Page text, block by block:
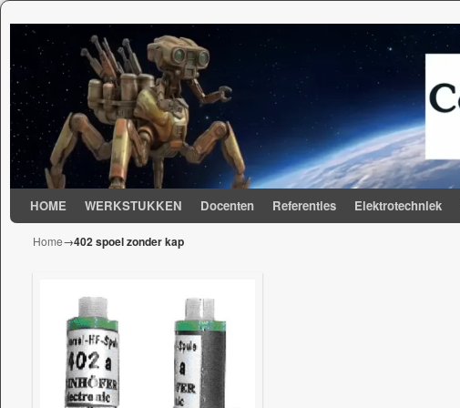
HOME WERKSTUKKEN Docenten Referenties Elektrotechniek
Home→402 spoel zonder kap